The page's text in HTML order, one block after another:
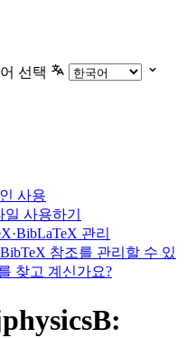
선택
사용
사용하기
관리
참조를 관리할 수 있
찾고 계신가요?